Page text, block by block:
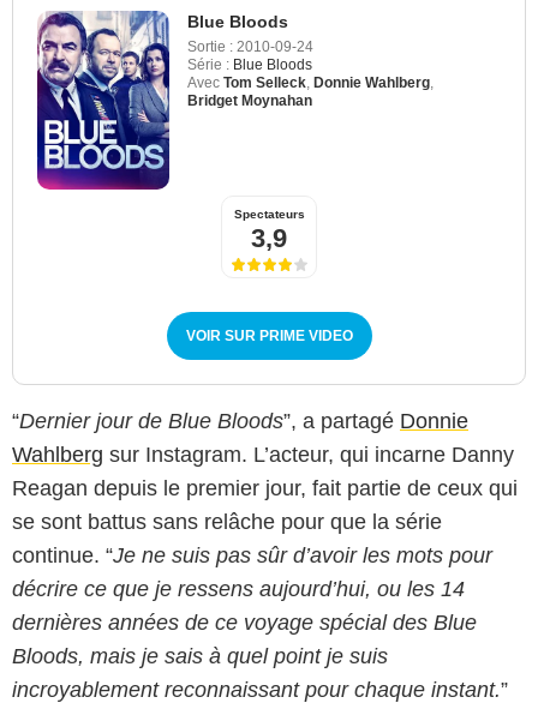
Blue Bloods
Sortie : 2010-09-24
Série : Blue Bloods
Avec Tom Selleck Donnie Wahlberg
Bridget Moynahan
Spectateurs
3,9
VOIR SUR PRIME VIDEO
“Dernier jour de Blue Bloods”, a partagé Donnie
Wahlberg sur Instagram. L’acteur, qui incarne Danny
Reagan depuis le premier jour, fait partie de ceux qui
se sont battus sans relâche pour que la série
continue. “Je ne suis pas sûr d’avoir les mots pour
décrire ce que je ressens aujourd’hui, ou les 14
dernières années de ce voyage spécial des Blue
Bloods, mais je sais à quel point je suis
incroyablement reconnaissant pour chaque instant.”